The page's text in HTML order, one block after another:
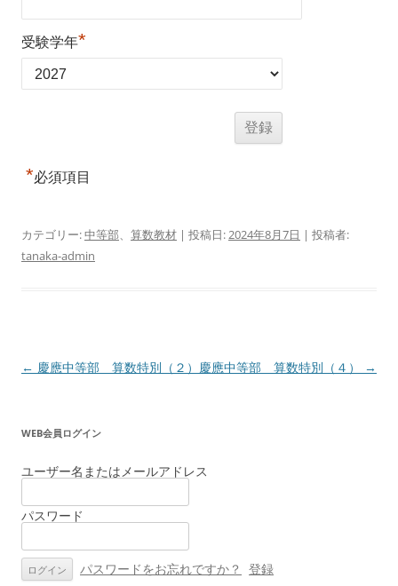
受験学年*
*必須項目
カテゴリー:中等部、 算数教材 | 投稿日:2024年8月7日 | 投稿者:
tanaka-admin
投
ビ
ゲ
シ
ン
← 慶應中等部 算数特別（２） 慶應中等部 算数特別（４） →
WEB会員ログイン
ユーザー名またはメールアドレス
パスワード
パスワードをお忘れですか？ 登録